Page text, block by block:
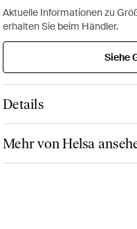
Aktuelle Informationen zu
erhalten Sie beim Händler.
Siehe
Details
Mehr von Helsa